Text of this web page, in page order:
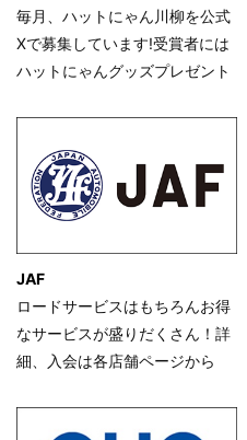
毎月、ハットにゃん川柳を公式
Xで募集しています!受賞者には
ハットにゃんグッズプレゼント
JAF
ロードサービスはもちろんお得
なサービスが盛りだくさん！詳
細、入会は各店舗ページから